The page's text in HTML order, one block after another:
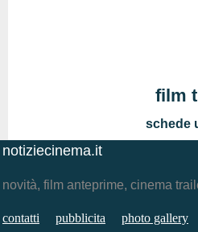
film
schede
notiziecinema.it
novità, film anteprime, cinema
contatti pubblicita photo gallery